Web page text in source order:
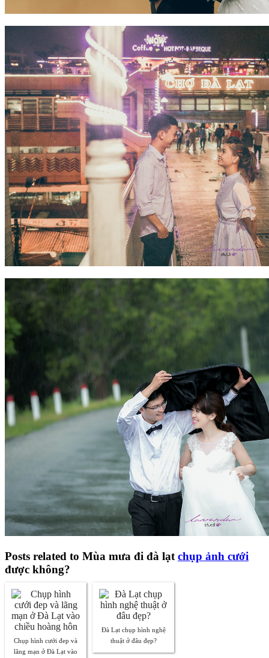
Posts related to Mùa mưa đi đà lạt chụp ảnh cưới
được không?
Chụp hình cưới đep và
lãng mạn ở Đà Lạt vào
Đà Lạt chụp hình nghệ
thuật ở đâu đẹp?